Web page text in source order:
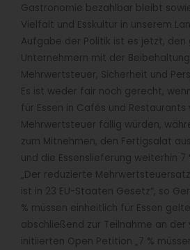
Gastronomie bezahlbar bleibt
Vielfalt und Esskultur in unserem
Aufgabe der Politik ist es jetzt,
Unternehmern mit der
Mehrwertsteuer, Sicherheit und
Es ist weder fair noch gerecht,
für Essen in Cafés und Restaurants
Mehrwertsteuer fällig würden,
zum Mitnehmen, den Fertigsalat
und die Essenslieferung weiterhin 7
„Der reduzierte
ist in 23 EU-Staaten Gesetz“, so
% müssen einheitlich für Essen
abschließend zur Teilnahme an der
initiierten Open Petition „7 %